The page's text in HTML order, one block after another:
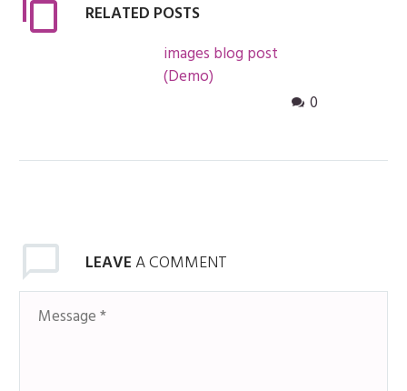
RELATED POSTS
images blog post (Demo)
Lorem Ipsum. Proin gravida nibh
vel velit auctor aliquet. Aenean
nec sagittis sem nibh id elit. Duis
0
LEAVEA COMMENT